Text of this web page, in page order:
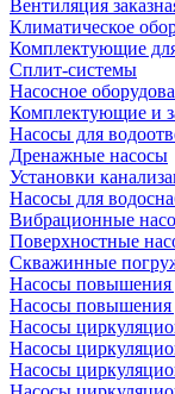
Вентиляция
Климатическое
Комплектующие
Сплит-системы
Насосное
Комплектующие и
Насосы для
Дренажные насосы
Установки
Насосы для
Вибрационные
Поверхностные
Скважинные
Насосы повышения
Насосы повышения
Насосы
Насосы
Насосы